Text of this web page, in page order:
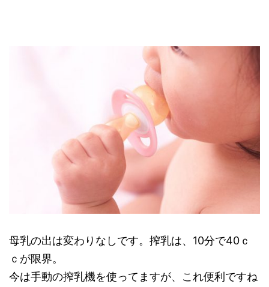
母乳の出は変わりなしです。搾乳は、10分で40ｃ
ｃが限界。
今は手動の搾乳機を使ってますが、これ便利ですね